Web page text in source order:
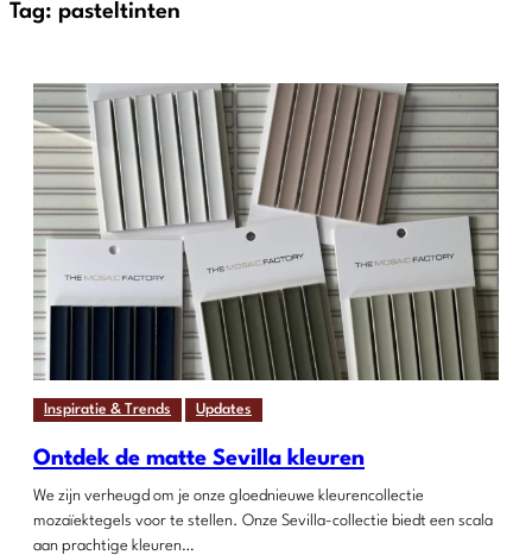
Tag: pasteltinten
Inspiratie & Trends Updates
Ontdek de matte Sevilla kleuren
We zijn verheugd om je onze gloednieuwe kleurencollectie
mozaïektegels voor te stellen. Onze Sevilla-collectie biedt een scala
aan prachtige kleuren…